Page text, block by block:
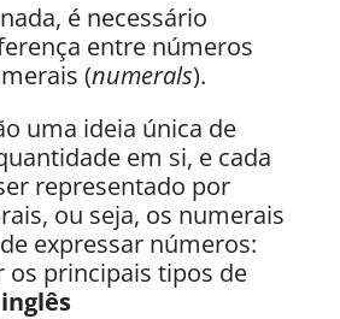
é necessário
entre números
(numerals).
uma ideia única de
em si, e cada
representado por
ou seja, os numerais
expressar números:
os principais tipos de